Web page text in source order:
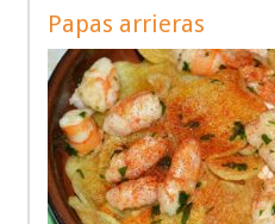
Papas arrieras